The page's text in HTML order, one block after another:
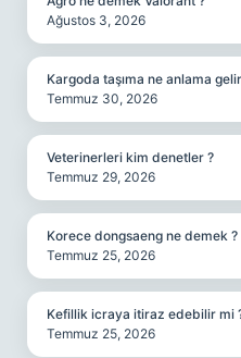
Ağustos 3, 2026
Kargoda taşıma ne anlama
Temmuz 30, 2026
Veterinerleri kim denetler ?
Temmuz 29, 2026
Korece dongsaeng ne demek ?
Temmuz 25, 2026
Kefillik icraya itiraz edebilir mi
Temmuz 25, 2026